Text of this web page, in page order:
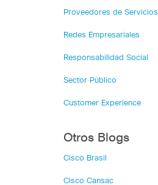
Proveedores de Servicios
Redes Empresariales
Responsabilidad Social
Sector Público
Customer Experience
Otros Blogs
Cisco Brasil
Cisco Cansac